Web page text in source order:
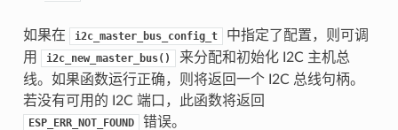
如果在 i2c_master_bus_config_t
中指定了配置，则可调
用
i2c_new_master_bus()
来分配和初始化 I2C 主机总
线。如果函数运行正确，则将返回一个 I2C 总线句柄。
若没有可用的 I2C 端口，此函数将返回
ESP_ERR_NOT_FOUND 错误。